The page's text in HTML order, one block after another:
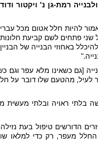
רמת-גן נ' ויקטור
להיות חלל אטום מכל
שני פתחים לשם קביעת
באחוזי הבנייה של
[גם כשאינו מלא עפר וגם
לעיל, מהטעם שלו דובר על
בלתי ראויה ובלתי מעשית
הדורשים טיפול בעת
מעפר, רק כדי למלאו